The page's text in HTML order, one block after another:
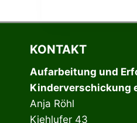
KONTAKT
Aufarbeitung und
Kinderverschickung
Anja Röhl
Kiehlufer 43